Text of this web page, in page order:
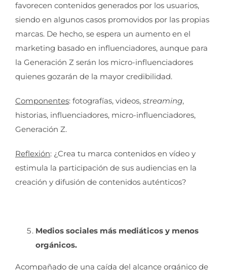
favorecen contenidos generados por los usuarios,
siendo en algunos casos promovidos por las propias
marcas. De hecho, se espera un aumento en el
marketing basado en influenciadores, aunque para
la Generación Z serán los micro-influenciadores
quienes gozarán de la mayor credibilidad.
Componentes: fotografías, videos, streaming,
historias, influenciadores, micro-influenciadores,
Generación Z.
Reflexión: ¿Crea tu marca contenidos en vídeo y
estimula la participación de sus audiencias en la
creación y difusión de contenidos auténticos?
Medios sociales más mediáticos y menos
orgánicos.
Acompañado de una caída del alcance orgánico de